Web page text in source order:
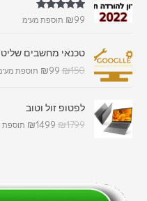
דורג 5.00 ₪99 תוספת מע"מ
טכנאי מחשבים
₪150
₪99 תוספת
לפטופ זול וטוב
₪1799
₪1499 תוספת